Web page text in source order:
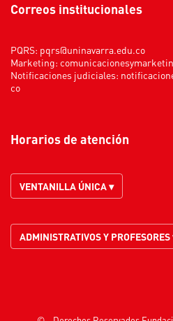
Correos institucionales
PQRS: pqrs@uninavarra.edu.co
Marketing:
Notificaciones judiciales:
co
Horarios de atención
VENTANILLA ÚNICA ▾
ADMINISTRATIVOS Y PROFESORES